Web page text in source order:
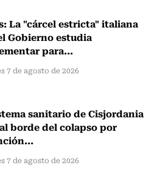
La "cárcel estricta" italiana
Gobierno estudia
para...
7 de agosto de 2026
sanitario de Cisjordania
borde del colapso por
7 de agosto de 2026